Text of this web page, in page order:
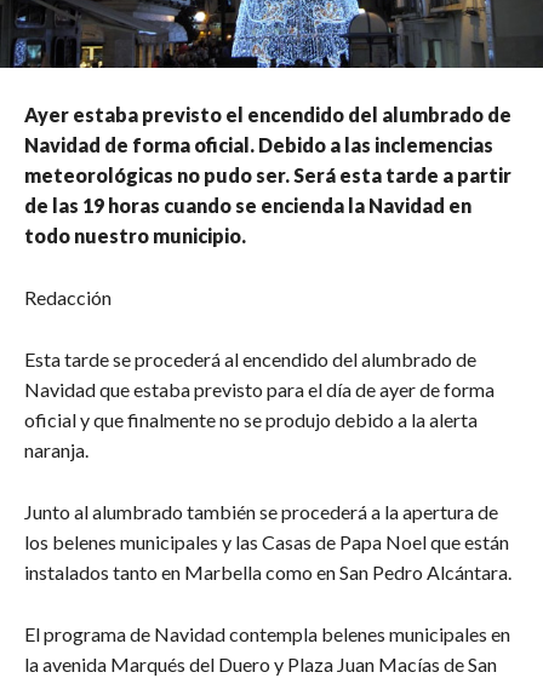
Ayer estaba previsto el encendido del alumbrado de
Navidad de forma oficial. Debido a las inclemencias
meteorológicas no pudo ser. Será esta tarde a partir
de las 19 horas cuando se encienda la Navidad en
todo nuestro municipio.
Redacción
Esta tarde se procederá al encendido del alumbrado de
Navidad que estaba previsto para el día de ayer de forma
oficial y que finalmente no se produjo debido a la alerta
naranja.
Junto al alumbrado también se procederá a la apertura de
los belenes municipales y las Casas de Papa Noel que están
instalados tanto en Marbella como en San Pedro Alcántara.
El programa de Navidad contempla belenes municipales en
la avenida Marqués del Duero y Plaza Juan Macías de San